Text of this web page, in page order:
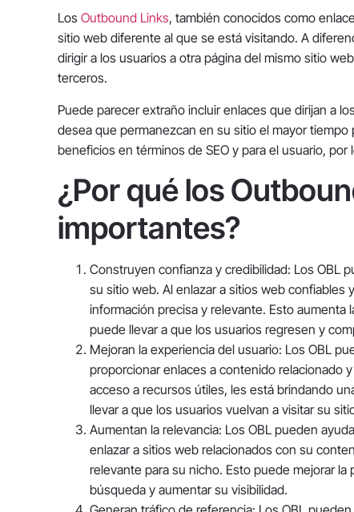
Los Outbound Links, también conocidos como
sitio web diferente al que se está visitando. A
dirigir a los usuarios a otra página del mismo sitio
terceros.
Puede parecer extraño incluir enlaces que dirijan a
desea que permanezcan en su sitio el mayor
beneficios en términos de SEO y para el usuario,
¿Por qué los
importantes?
Construyen confianza y credibilidad: Los OBL
su sitio web. Al enlazar a sitios web
información precisa y relevante. Esto aumenta
puede llevar a que los usuarios regresen y
Mejoran la experiencia del usuario: Los OBL
proporcionar enlaces a contenido relacionado
acceso a recursos útiles, les está brindando
llevar a que los usuarios vuelvan a visitar su
Aumentan la relevancia: Los OBL pueden
enlazar a sitios web relacionados con su
relevante para su nicho. Esto puede mejorar
búsqueda y aumentar su visibilidad.